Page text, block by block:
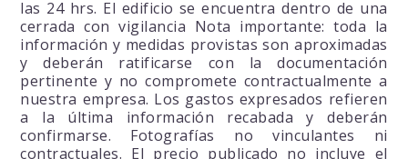
las 24 hrs. El edificio se encuentra dentro de una
cerrada con vigilancia Nota importante: toda la
información y medidas provistas son aproximadas
y deberán ratificarse con la documentación
pertinente y no compromete contractualmente a
nuestra empresa. Los gastos expresados refieren
a la última información recabada y deberán
confirmarse. Fotografías no vinculantes ni
contractuales. El precio publicado no incluye el